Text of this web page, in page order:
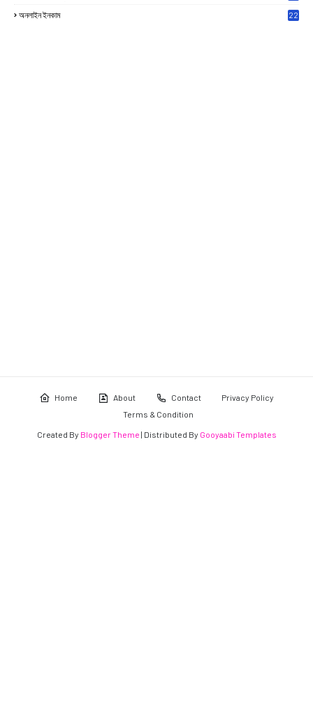
অনলাইন ইনকাম
22
Home About Contact
Privacy Policy
Terms & Condition
Created By Blogger Theme | Distributed By Gooyaabi Templates